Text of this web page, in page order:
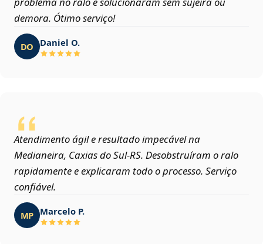
demora. Ótimo serviço!
DO Daniel O.
Atendimento ágil e resultado impecável na
Medianeira, Caxias do Sul‑RS. Desobstruíram o ralo
rapidamente e explicaram todo o processo. Serviço
confiável.
MP Marcelo P.